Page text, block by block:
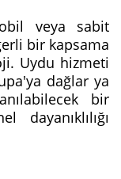
veya sabit
bir kapsama
Uydu hizmeti
dağlar ya
bir
dayanıklılığı